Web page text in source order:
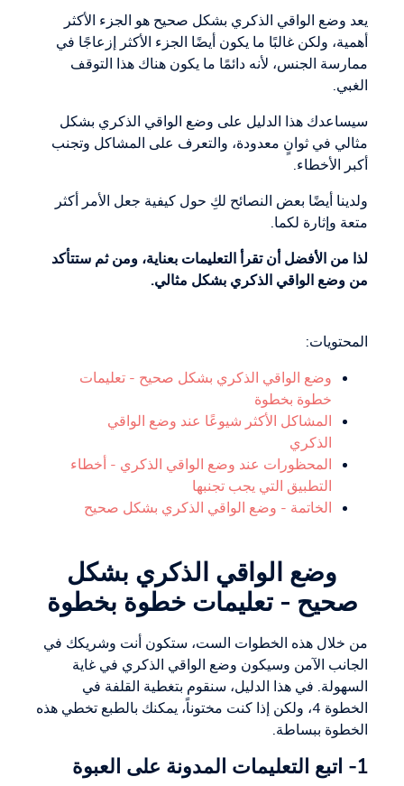
يعد وضع الواقي الذكري بشكل صحيح هو الجزء الأكثر
أهمية، ولكن غالبًا ما يكون أيضًا الجزء الأكثر إزعاجًا في
ممارسة الجنس، لأنه دائمًا ما يكون هناك هذا التوقف
الغبي.
سيساعدك هذا الدليل على وضع الواقي الذكري بشكل
مثالي في ثوانٍ معدودة، والتعرف على المشاكل وتجنب
أكبر الأخطاء.
ولدينا أيضًا بعض النصائح لكِ حول كيفية جعل الأمر أكثر
متعة وإثارة لكما.
لذا من الأفضل أن تقرأ التعليمات بعناية، ومن ثم ستتأكد
من وضع الواقي الذكري بشكل مثالي.
المحتويات:
وضع الواقي الذكري بشكل صحيح - تعليمات
خطوة بخطوة
المشاكل الأكثر شيوعًا عند وضع الواقي
الذكري
المحظورات عند وضع الواقي الذكري - أخطاء
التطبيق التي يجب تجنبها
الخاتمة - وضع الواقي الذكري بشكل صحيح
وضع الواقي الذكري بشكل
صحيح - تعليمات خطوة بخطوة
من خلال هذه الخطوات الست، ستكون أنت وشريكك في
الجانب الآمن وسيكون وضع الواقي الذكري في غاية
السهولة. في هذا الدليل، سنقوم بتغطية القلفة في
الخطوة 4، ولكن إذا كنت مختوناً، يمكنك بالطبع تخطي هذه
الخطوة ببساطة.
1- اتبع التعليمات المدونة على العبوة